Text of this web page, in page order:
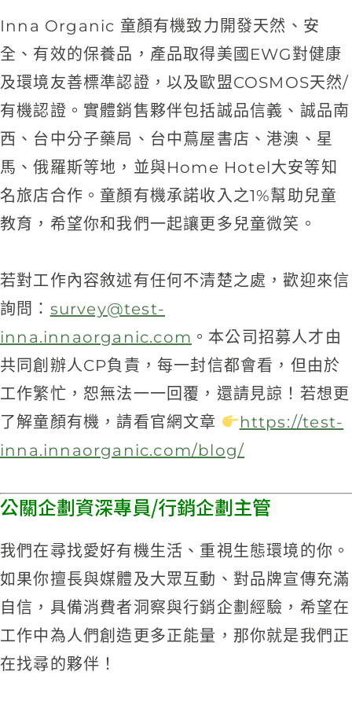
Inna Organic 童顏有機致力開發天然、安
全、有效的保養品，產品取得美國EWG對健康
及環境友善標準認證，以及歐盟COSMOS天然/
有機認證。實體銷售夥伴包括誠品信義、誠品南
西、台中分子藥局、台中蔦屋書店、港澳、星
馬、俄羅斯等地，並與Home Hotel大安等知
名旅店合作。童顏有機承諾收入之1%幫助兒童
教育，希望你和我們一起讓更多兒童微笑。
若對工作內容敘述有任何不清楚之處，歡迎來信
詢問： survey@test-
inna.innaorganic.com 。本公司招募人才由
共同創辦人CP負責，每一封信都會看，但由於
工作繁忙，恕無法一一回覆，還請見諒！若想更
了解童顏有機，請看官網文章
https://test-
inna.innaorganic.com/blog/
公關企劃資深專員/行銷企劃主管
我們在尋找愛好有機生活、重視生態環境的你。
如果你擅長與媒體及大眾互動、對品牌宣傳充滿
自信，具備消費者洞察與行銷企劃經驗，希望在
工作中為人們創造更多正能量，那你就是我們正
在找尋的夥伴！